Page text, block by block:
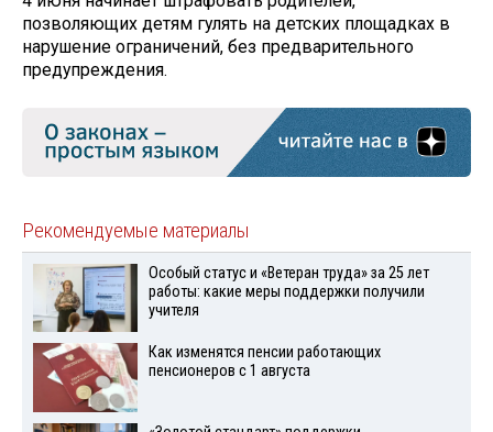
позволяющих детям гулять на детских площадках в
нарушение ограничений, без предварительного
предупреждения.
Рекомендуемые материалы
Особый статус и «Ветеран труда» за 25 лет
работы: какие меры поддержки получили
учителя
Как изменятся пенсии работающих
пенсионеров с 1 августа